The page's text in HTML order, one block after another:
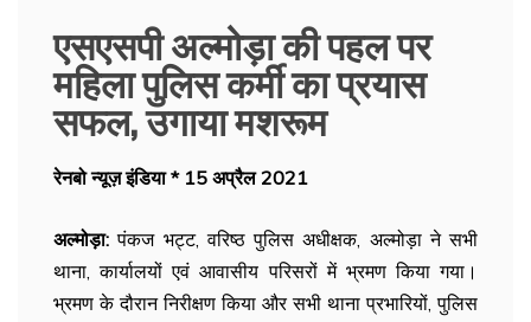
एसएसपी अल्मोड़ा की पहल पर
महिला पुलिस कर्मी का प्रयास
सफल, उगाया मशरूम
रेनबो न्यूज़ इंडिया * 15 अप्रैल 2021
अल्मोड़ा:पंकज भट्ट, वरिष्ठ पुलिस अधीक्षक, अल्मोड़ा ने सभी
थाना, कार्यालयों एवं आवासीय परिसरों में भ्रमण किया गया।
भ्रमण के दौरान निरीक्षण किया और सभी थाना प्रभारियों, पुलिस